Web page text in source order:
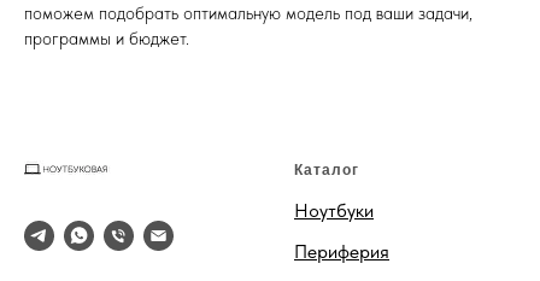
поможем подобрать оптимальную модель под ваши задачи,
программы и бюджет.
Каталог
Ноутбуки
Периферия